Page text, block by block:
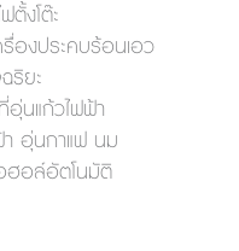
ตั้งโต๊ะ
องประคบร้อนเอว
ริยะ
นแก้วไฟฟ้า
า อุ่นกาแฟ นม
ฮอล์อัตโนมัติ